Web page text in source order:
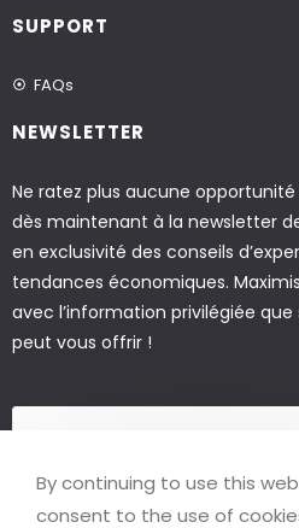
SUPPORT
FAQs
NEWSLETTER
Ne ratez plus aucune
dès maintenant à la newsletter
en exclusivité des conseils
tendances économiques.
avec l’information privilégiée
peut vous offrir !
ACCEPTER LES TERMES
By continuing to use this
consent to the use of